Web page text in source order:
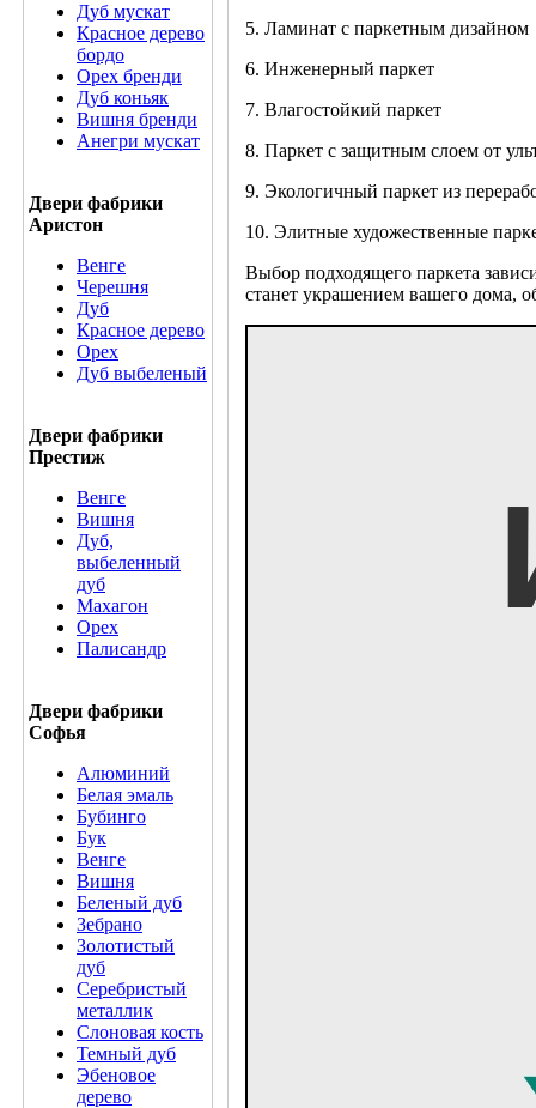
Дуб мускат
Красное дерево
бордо
Орех бренди
Дуб коньяк
Вишня бренди
Анегри мускат
Двери фабрики
Аристон
Венге
Черешня
Дуб
Красное дерево
Орех
Дуб выбеленый
Двери фабрики
Престиж
Венге
Вишня
Дуб,
выбеленный
дуб
Махагон
Орех
Палисандр
Двери фабрики
Софья
Алюминий
Белая эмаль
Бубинго
Бук
Венге
Вишня
Беленый дуб
Зебрано
Золотистый
дуб
Серебристый
металлик
Слоновая кость
Темный дуб
Эбеновое
дерево
5. Ламинат с паркетным дизайном
6. Инженерный паркет
7. Влагостойкий паркет
8. Паркет с защитным слоем от
9. Экологичный паркет из
10. Элитные художественные
Выбор подходящего паркета
станет украшением вашего дома,